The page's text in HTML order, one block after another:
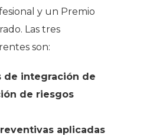
y un Premio
Las tres
son:
de integración de
de riesgos
aplicadas